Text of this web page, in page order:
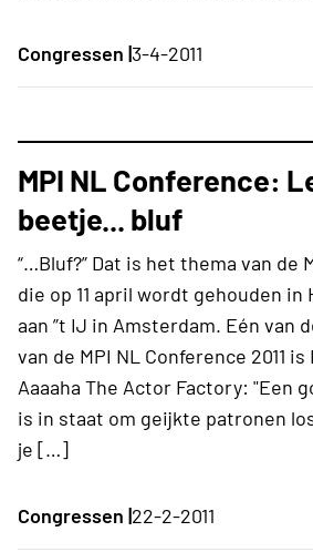
Congressen |3-4-2011
MPI NL Conference:
beetje... bluf
“…Bluf?” Dat is het thema van de
die op 11 april wordt gehouden in
aan ”t IJ in Amsterdam. Eén van
van de MPI NL Conference 2011
Aaaaha The Actor Factory: "Een
is in staat om geijkte patronen
je […]
Congressen |22-2-2011